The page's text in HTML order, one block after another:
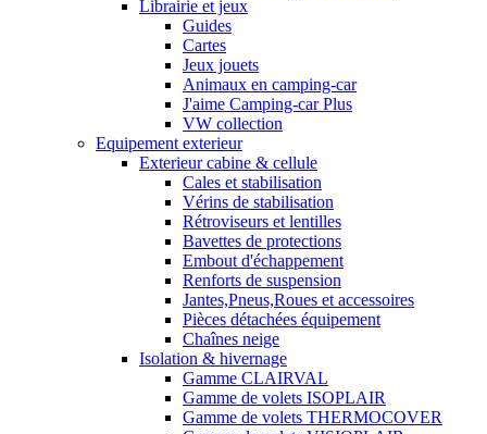
Librairie et jeux
Guides
Cartes
Jeux jouets
Animaux en camping-car
J'aime Camping-car Plus
VW collection
Equipement exterieur
Exterieur cabine & cellule
Cales et stabilisation
Vérins de stabilisation
Rétroviseurs et lentilles
Bavettes de protections
Embout d'échappement
Renforts de suspension
Jantes,Pneus,Roues et accessoires
Pièces détachées équipement
Chaînes neige
Isolation & hivernage
Gamme CLAIRVAL
Gamme de volets ISOPLAIR
Gamme de volets THERMOCOVER